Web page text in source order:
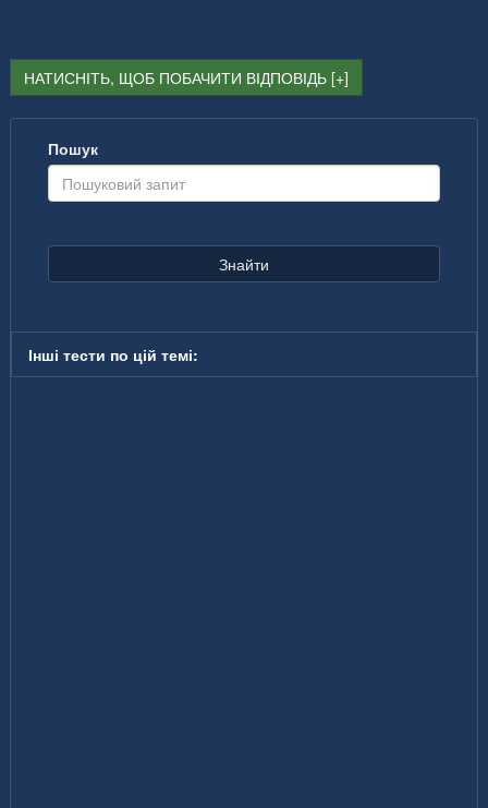
НАТИСНІТЬ, ЩОБ ПОБАЧИТИ ВІДПОВІДЬ
Пошук
Знайти
Інші тести по цій темі: